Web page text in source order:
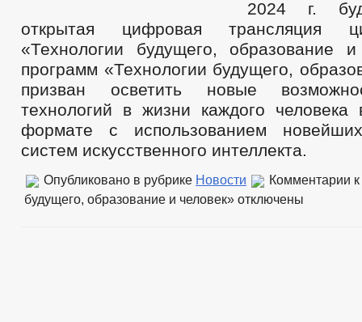
2024 г.
открытая цифровая трансляция
«Технологии будущего, образование
программ «Технологии будущего,
призван осветить новые
технологий в жизни каждого человека
формате с использованием
систем искусственного интеллекта.
Опубликовано в рубрике Новости Комментарии
будущего, образование и человек» отключены